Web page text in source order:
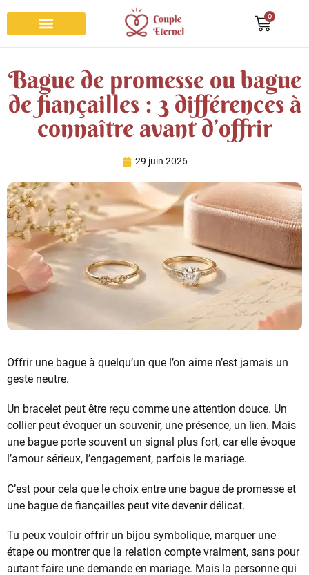
0
Bague de promesse ou bague
de fiançailles : 3 différences à
connaître avant d’offrir
29 juin 2026
Offrir une bague à quelqu’un que l’on aime n’est jamais un
geste neutre.
Un bracelet peut être reçu comme une attention douce. Un
collier peut évoquer un souvenir, une présence, un lien. Mais
une bague porte souvent un signal plus fort, car elle évoque
l’amour sérieux, l’engagement, parfois le mariage.
C’est pour cela que le choix entre une bague de promesse et
une bague de fiançailles peut vite devenir délicat.
Tu peux vouloir offrir un bijou symbolique, marquer une
étape ou montrer que la relation compte vraiment, sans pour
autant faire une demande en mariage. Mais la personne qui